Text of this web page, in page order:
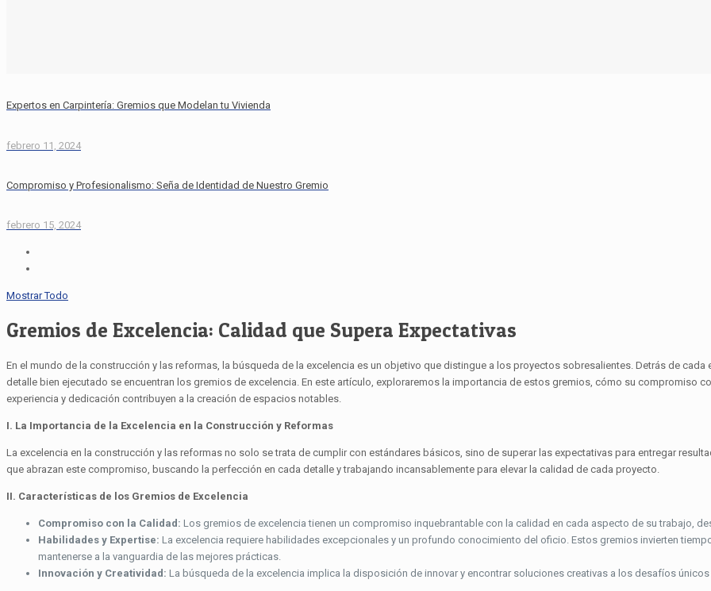
Expertos en Carpintería: Gremios que Modelan tu Vivienda
febrero 11, 2024
Compromiso y Profesionalismo: Seña de Identidad de Nuestro Gremio
febrero 15, 2024
Mostrar Todo
Gremios de Excelencia: Calidad que Supera Expectativas
En el mundo de la construcción y las reformas, la búsqueda de la excelencia es un objetivo que distingue a los proyectos sobresalientes. Detrás de
detalle bien ejecutado se encuentran los gremios de excelencia. En este artículo, exploraremos la importancia de estos gremios, cómo su compromiso
experiencia y dedicación contribuyen a la creación de espacios notables.
I. La Importancia de la Excelencia en la Construcción y Reformas
La excelencia en la construcción y las reformas no solo se trata de cumplir con estándares básicos, sino de superar las expectativas para entregar
que abrazan este compromiso, buscando la perfección en cada detalle y trabajando incansablemente para elevar la calidad de cada proyecto.
II. Características de los Gremios de Excelencia
Compromiso con la Calidad: Los gremios de excelencia tienen un compromiso inquebrantable con la calidad en cada aspecto de su trabajo,
Habilidades y Expertise: La excelencia requiere habilidades excepcionales y un profundo conocimiento del oficio. Estos gremios invierten
mantenerse a la vanguardia de las mejores prácticas.
Innovación y Creatividad: La búsqueda de la excelencia implica la disposición de innovar y encontrar soluciones creativas a los desafíos únicos